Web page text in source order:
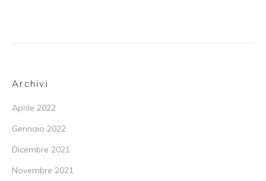
Archivi
Aprile 2022
Gennaio 2022
Dicembre 2021
Novembre 2021